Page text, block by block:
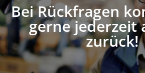
Bei Rückfragen
gerne jederzeit
zurück!